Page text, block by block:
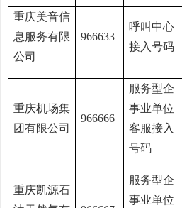
重庆美音信
息服务有限
公司
966633
呼叫中心
接入号码
重庆机场集
团有限公司
966666
服务型企
事业单位
客服接入
号码
重庆凯源石
服务型企
事业单位